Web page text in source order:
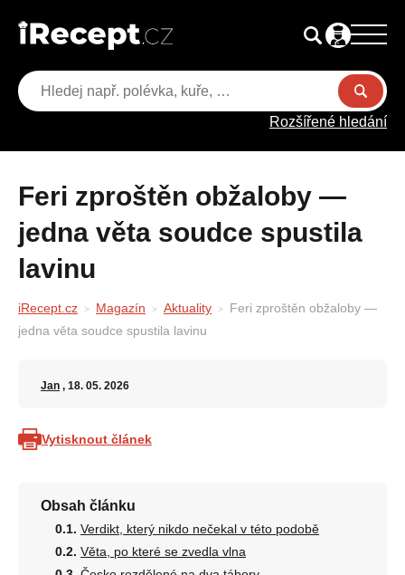
Rozšířené hledání
Feri zproštěn obžaloby —
jedna věta soudce spustila
lavinu
iRecept.cz Magazín Aktuality
Feri zproštěn obžaloby —
jedna věta soudce spustila lavinu
Jan , 18. 05. 2026
Vytisknout článek
Obsah článku
Verdikt, který nikdo nečekal v této podobě
Věta, po které se zvedla vlna